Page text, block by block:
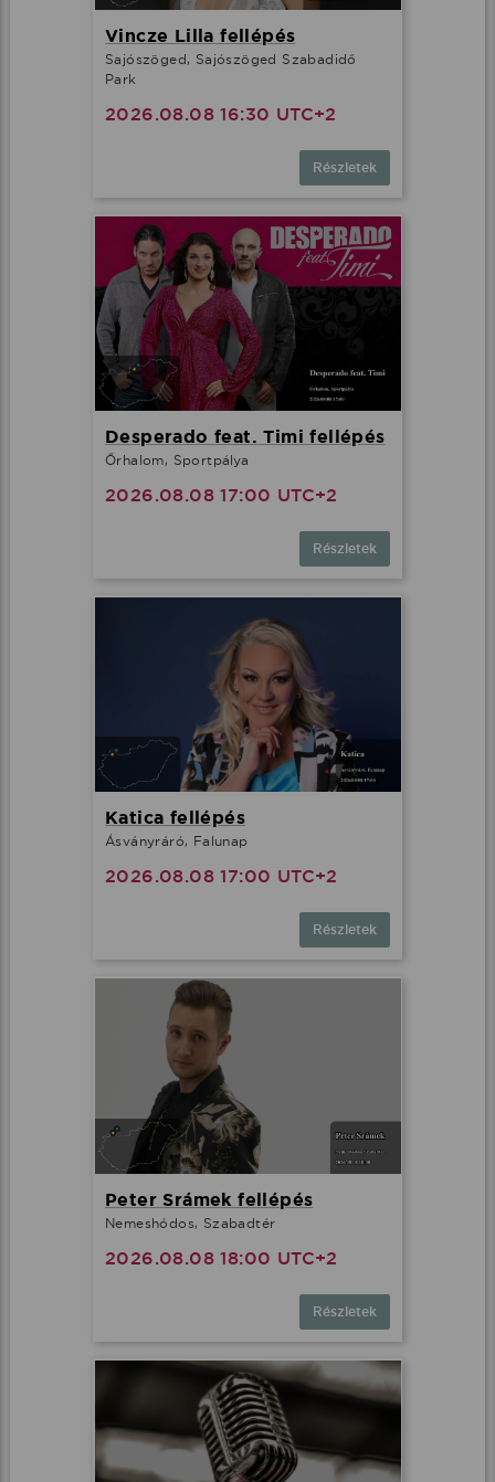
Vincze Lilla fellépés
Sajószöged, Sajószöged Szabadidő
Park
2026.08.08 16:30 UTC+2
Részletek
Desperado feat. Timi fellépés
Őrhalom, Sportpálya
2026.08.08 17:00 UTC+2
Részletek
Katica fellépés
Ásványráró, Falunap
2026.08.08 17:00 UTC+2
Részletek
Peter Srámek fellépés
Nemeshódos, Szabadtér
2026.08.08 18:00 UTC+2
Részletek